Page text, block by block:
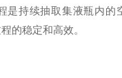
持续抽取集液瓶内的
的稳定和高效。